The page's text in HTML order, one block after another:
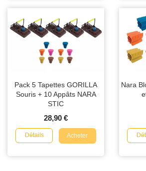
Pack 5 Tapettes GORILLA
Souris + 10 Appâts NARA
STIC
28,90 €
Détails Acheter
Nara